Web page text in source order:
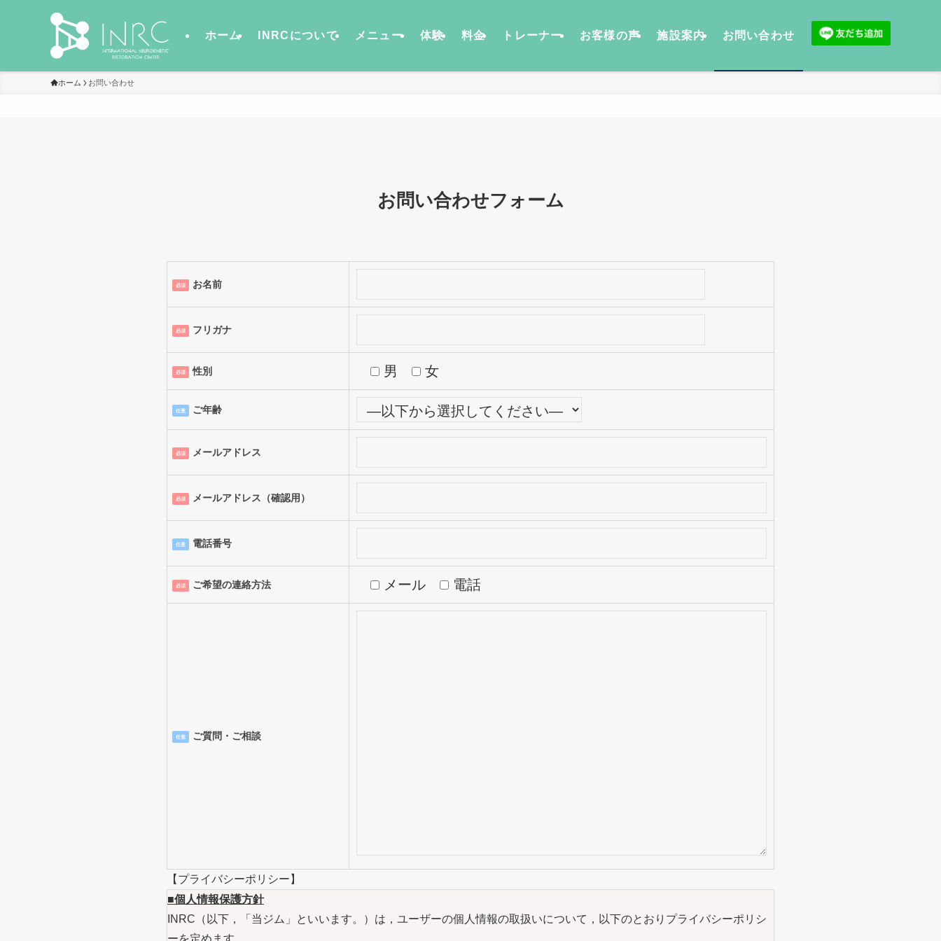
ホーム INRCについて メニュー 体験 料金 トレーナー お客様の声 施設案内 お問い合わせ
ホーム お問い合わせ
お問い合わせフォーム
必須 お名前
必須 フリガナ
必須 性別 男 女
任意 ご年齢
必須 メールアドレス
必須 メールアドレス（確認用）
任意 電話番号
必須 ご希望の連絡方法 メール 電話
任意 ご質問・ご相談
【プライバシーポリシー】
■個人情報保護方針
INRC（以下，「当ジム」といいます。）は，ユーザーの個人情報の取扱いについて，以下のとおりプライバシーポリシ
ーを定めます。